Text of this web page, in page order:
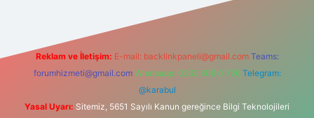
Reklam ve İletişim: E-mail: backlinkpaneli@gmail.com Teams:
forumhizmeti@gmail.com Whatsapp: 0262 606 0 726 Telegram:
@karabul
Yasal Uyarı: Sitemiz, 5651 Sayılı Kanun gereğince Bilgi Teknolojileri